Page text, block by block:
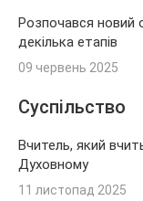
Розпочався новий
декілька етапів
09 червень 2025
Суспільство
Вчитель, який
Духовному
11 листопад 2025